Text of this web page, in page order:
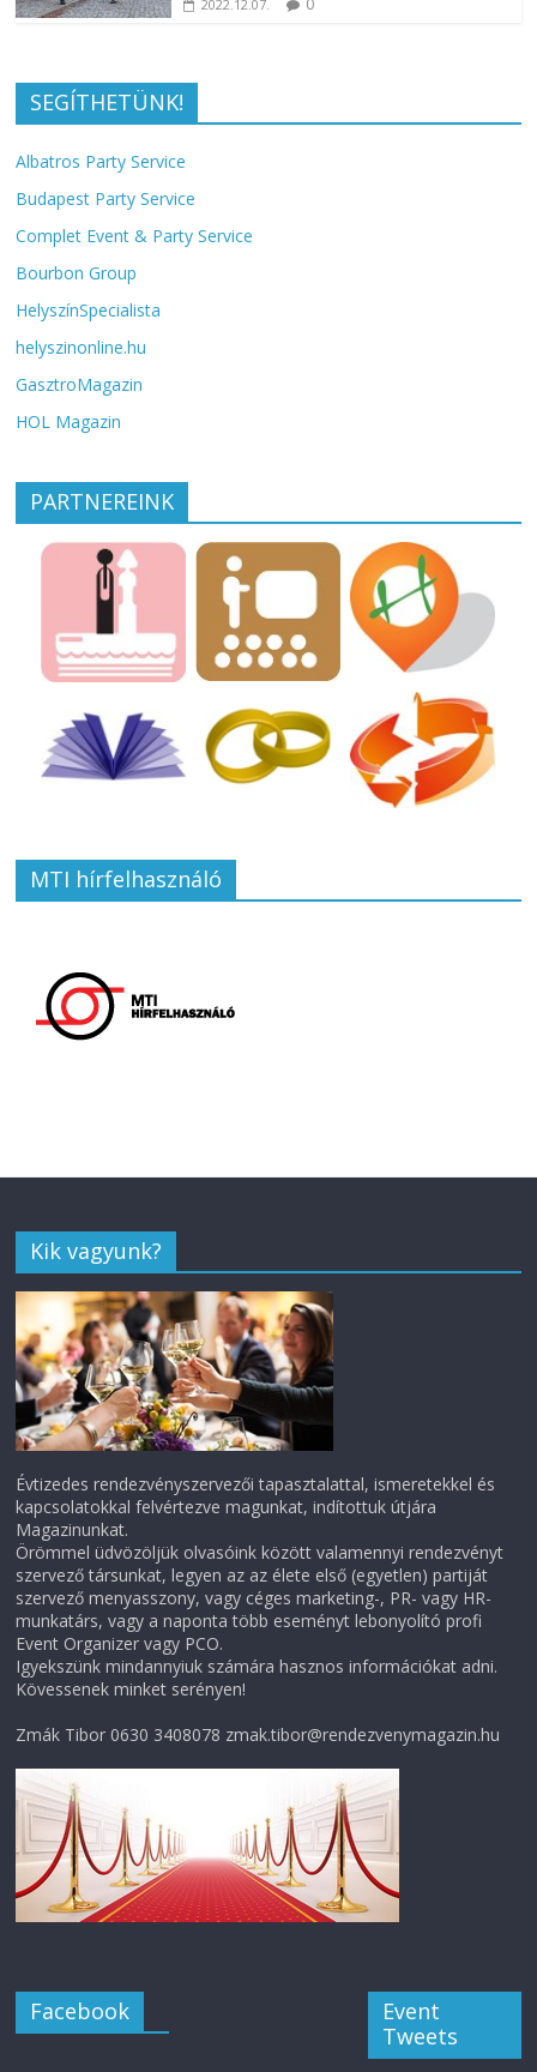
2022.12.07. 0
SEGÍTHETÜNK!
Albatros Party Service
Budapest Party Service
Complet Event & Party Service
Bourbon Group
HelyszínSpecialista
helyszinonline.hu
GasztroMagazin
HOL Magazin
PARTNEREINK
MTI hírfelhasználó
Kik vagyunk?
Évtizedes rendezvényszervezői tapasztalattal, ismeretekkel és
kapcsolatokkal felvértezve magunkat, indítottuk útjára
Magazinunkat.
Örömmel üdvözöljük olvasóink között valamennyi rendezvényt
szervező társunkat, legyen az az élete első (egyetlen) partiját
szervező menyasszony, vagy céges marketing-, PR- vagy HR-
munkatárs, vagy a naponta több eseményt lebonyolító profi
Event Organizer vagy PCO.
Igyekszünk mindannyiuk számára hasznos információkat adni.
Kövessenek minket serényen!
Zmák Tibor 0630 3408078 zmak.tibor@rendezvenymagazin.hu
Facebook
Event
Tweets